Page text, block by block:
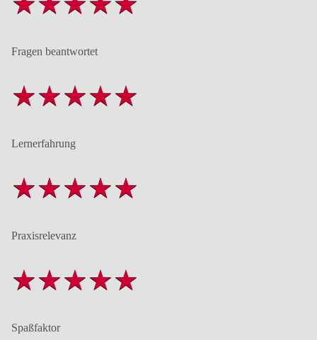
Fragen beantwortet
Lernerfahrung
Praxisrelevanz
Spaßfaktor